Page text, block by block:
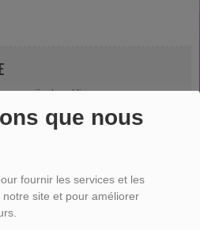
que nous
fournir les services et les
site et pour améliorer
nos jingles et liners
CHIC RADIO HITS